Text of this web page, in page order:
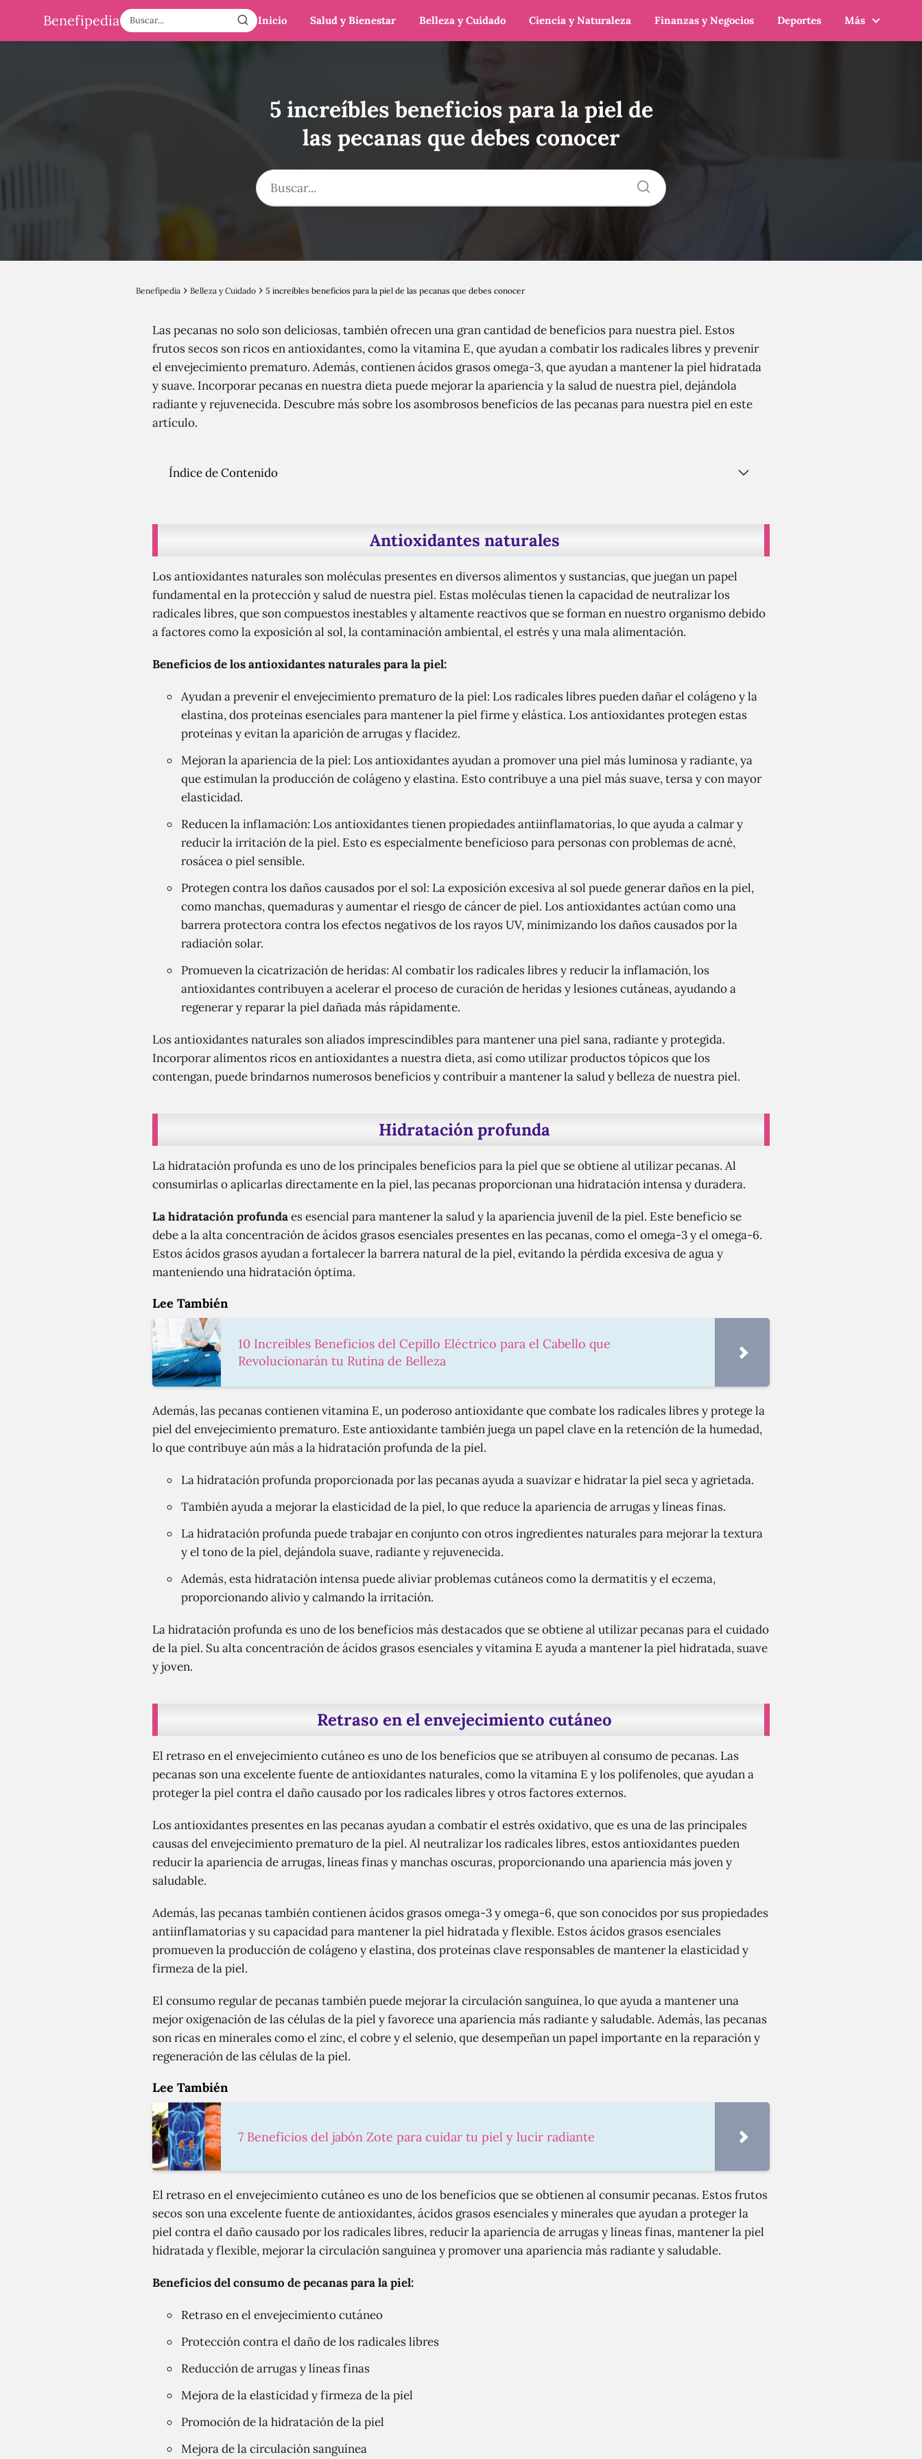
Benefipedia Inicio Salud y Bienestar Belleza y Cuidado Ciencia y Naturaleza Finanzas y Negocios Deportes Más
5 increíbles beneficios para la piel de
las pecanas que debes conocer
Benefipedia Belleza y Cuidado 5 increíbles beneficios para la piel de las pecanas que debes conocer
Las pecanas no solo son deliciosas, también ofrecen una gran cantidad de beneficios para nuestra piel. Estos
frutos secos son ricos en antioxidantes, como la vitamina E, que ayudan a combatir los radicales libres y prevenir
el envejecimiento prematuro. Además, contienen ácidos grasos omega-3, que ayudan a mantener la piel hidratada
y suave. Incorporar pecanas en nuestra dieta puede mejorar la apariencia y la salud de nuestra piel, dejándola
radiante y rejuvenecida. Descubre más sobre los asombrosos beneficios de las pecanas para nuestra piel en este
artículo.
Índice de Contenido
Antioxidantes naturales
Los antioxidantes naturales son moléculas presentes en diversos alimentos y sustancias, que juegan un papel
fundamental en la protección y salud de nuestra piel. Estas moléculas tienen la capacidad de neutralizar los
radicales libres, que son compuestos inestables y altamente reactivos que se forman en nuestro organismo debido
a factores como la exposición al sol, la contaminación ambiental, el estrés y una mala alimentación.
Beneficios de los antioxidantes naturales para la piel:
Ayudan a prevenir el envejecimiento prematuro de la piel: Los radicales libres pueden dañar el colágeno y la
elastina, dos proteínas esenciales para mantener la piel firme y elástica. Los antioxidantes protegen estas
proteínas y evitan la aparición de arrugas y flacidez.
Mejoran la apariencia de la piel: Los antioxidantes ayudan a promover una piel más luminosa y radiante, ya
que estimulan la producción de colágeno y elastina. Esto contribuye a una piel más suave, tersa y con mayor
elasticidad.
Reducen la inflamación: Los antioxidantes tienen propiedades antiinflamatorias, lo que ayuda a calmar y
reducir la irritación de la piel. Esto es especialmente beneficioso para personas con problemas de acné,
rosácea o piel sensible.
Protegen contra los daños causados por el sol: La exposición excesiva al sol puede generar daños en la piel,
como manchas, quemaduras y aumentar el riesgo de cáncer de piel. Los antioxidantes actúan como una
barrera protectora contra los efectos negativos de los rayos UV, minimizando los daños causados por la
radiación solar.
Promueven la cicatrización de heridas: Al combatir los radicales libres y reducir la inflamación, los
antioxidantes contribuyen a acelerar el proceso de curación de heridas y lesiones cutáneas, ayudando a
regenerar y reparar la piel dañada más rápidamente.
Los antioxidantes naturales son aliados imprescindibles para mantener una piel sana, radiante y protegida.
Incorporar alimentos ricos en antioxidantes a nuestra dieta, así como utilizar productos tópicos que los
contengan, puede brindarnos numerosos beneficios y contribuir a mantener la salud y belleza de nuestra piel.
Hidratación profunda
La hidratación profunda es uno de los principales beneficios para la piel que se obtiene al utilizar pecanas. Al
consumirlas o aplicarlas directamente en la piel, las pecanas proporcionan una hidratación intensa y duradera.
La hidratación profundaes esencial para mantener la salud y la apariencia juvenil de la piel. Este beneficio se
debe a la alta concentración de ácidos grasos esenciales presentes en las pecanas, como el omega-3 y el omega-6.
Estos ácidos grasos ayudan a fortalecer la barrera natural de la piel, evitando la pérdida excesiva de agua y
manteniendo una hidratación óptima.
Lee También
10 Increíbles Beneficios del Cepillo Eléctrico para el Cabello que
Revolucionarán tu Rutina de Belleza
Además, las pecanas contienen vitamina E, un poderoso antioxidante que combate los radicales libres y protege la
piel del envejecimiento prematuro. Este antioxidante también juega un papel clave en la retención de la humedad,
lo que contribuye aún más a la hidratación profunda de la piel.
La hidratación profunda proporcionada por las pecanas ayuda a suavizar e hidratar la piel seca y agrietada.
También ayuda a mejorar la elasticidad de la piel, lo que reduce la apariencia de arrugas y líneas finas.
La hidratación profunda puede trabajar en conjunto con otros ingredientes naturales para mejorar la textura
y el tono de la piel, dejándola suave, radiante y rejuvenecida.
Además, esta hidratación intensa puede aliviar problemas cutáneos como la dermatitis y el eczema,
proporcionando alivio y calmando la irritación.
La hidratación profunda es uno de los beneficios más destacados que se obtiene al utilizar pecanas para el cuidado
de la piel. Su alta concentración de ácidos grasos esenciales y vitamina E ayuda a mantener la piel hidratada, suave
y joven.
Retraso en el envejecimiento cutáneo
El retraso en el envejecimiento cutáneo es uno de los beneficios que se atribuyen al consumo de pecanas. Las
pecanas son una excelente fuente de antioxidantes naturales, como la vitamina E y los polifenoles, que ayudan a
proteger la piel contra el daño causado por los radicales libres y otros factores externos.
Los antioxidantes presentes en las pecanas ayudan a combatir el estrés oxidativo, que es una de las principales
causas del envejecimiento prematuro de la piel. Al neutralizar los radicales libres, estos antioxidantes pueden
reducir la apariencia de arrugas, líneas finas y manchas oscuras, proporcionando una apariencia más joven y
saludable.
Además, las pecanas también contienen ácidos grasos omega-3 y omega-6, que son conocidos por sus propiedades
antiinflamatorias y su capacidad para mantener la piel hidratada y flexible. Estos ácidos grasos esenciales
promueven la producción de colágeno y elastina, dos proteínas clave responsables de mantener la elasticidad y
firmeza de la piel.
El consumo regular de pecanas también puede mejorar la circulación sanguínea, lo que ayuda a mantener una
mejor oxigenación de las células de la piel y favorece una apariencia más radiante y saludable. Además, las pecanas
son ricas en minerales como el zinc, el cobre y el selenio, que desempeñan un papel importante en la reparación y
regeneración de las células de la piel.
Lee También
7 Beneficios del jabón Zote para cuidar tu piel y lucir radiante
El retraso en el envejecimiento cutáneo es uno de los beneficios que se obtienen al consumir pecanas. Estos frutos
secos son una excelente fuente de antioxidantes, ácidos grasos esenciales y minerales que ayudan a proteger la
piel contra el daño causado por los radicales libres, reducir la apariencia de arrugas y líneas finas, mantener la piel
hidratada y flexible, mejorar la circulación sanguínea y promover una apariencia más radiante y saludable.
Beneficios del consumo de pecanas para la piel:
Retraso en el envejecimiento cutáneo
Protección contra el daño de los radicales libres
Reducción de arrugas y líneas finas
Mejora de la elasticidad y firmeza de la piel
Promoción de la hidratación de la piel
Mejora de la circulación sanguínea